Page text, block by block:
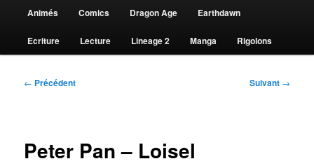
Animés Comics Dragon Age Earthdawn
Ecriture Lecture Lineage 2 Manga Rigolons
Navigation
← Précédent Suivant →
Peter Pan – Loisel